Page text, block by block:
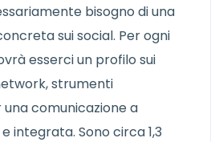
bisogno di una
sui social. Per ogni
esserci un profilo sui
strumenti
comunicazione a
integrata. Sono circa 1,3